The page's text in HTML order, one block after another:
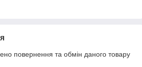
повернення та обмін даного товару